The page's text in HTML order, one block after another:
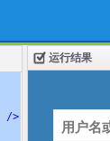
运行结果
/>